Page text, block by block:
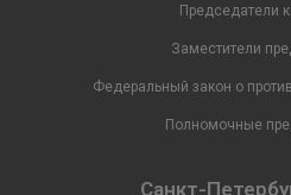
Председатели
Заместители
Федеральный закон о
Полномочные
Санкт-